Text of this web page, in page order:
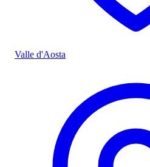
Valle d'Aosta